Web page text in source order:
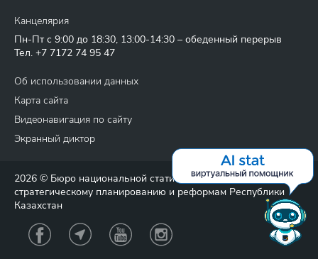
Канцелярия
Пн-Пт с 9:00 до 18:30, 13:00-14:30 – обеденный перерыв
Тел. +7 7172 74 95 47
Об использовании данных
Карта сайта
Видеонавигация по сайту
Экранный диктор
2026 © Бюро национальной статистики Агентства по
стратегическому планированию и реформам Республики
Казахстан